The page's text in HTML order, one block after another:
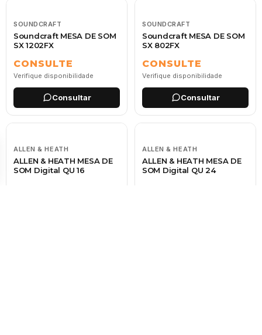
SOUNDCRAFT
Soundcraft MESA DE SOM
SX 1202FX
CONSULTE
Verifique disponibilidade
Consultar
SOUNDCRAFT
Soundcraft MESA DE SOM
SX 802FX
CONSULTE
Verifique disponibilidade
Consultar
ALLEN & HEATH
ALLEN & HEATH MESA DE
SOM Digital QU 16
ALLEN & HEATH
ALLEN & HEATH MESA DE
SOM Digital QU 24